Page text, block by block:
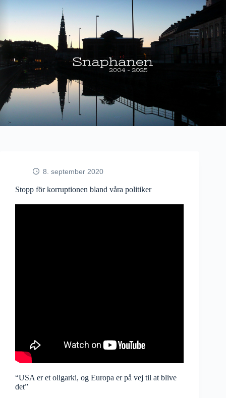
8. september 2020
Stopp för korruptionen bland våra politiker
“USA er et oligarki, og Europa er på vej til at blive
det”